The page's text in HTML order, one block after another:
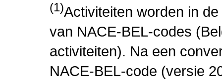
(1)Activiteiten worden in
van NACE-BEL-codes
activiteiten). Na een
NACE-BEL-code (versie